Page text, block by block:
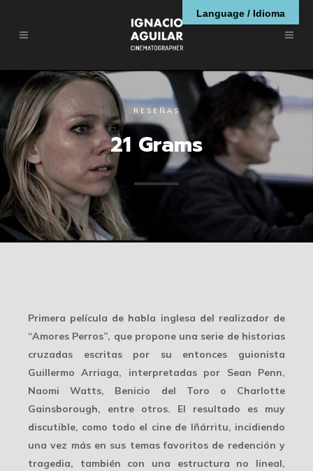
RESEÑAS
21 Grams
Primera película de habla inglesa del realizador de
“Amores Perros”, que propone una serie de historias
cruzadas escritas por su entonces guionista
Guillermo Arriaga, interpretadas por Sean Penn,
Naomi Watts, Benicio del Toro o Charlotte
Gainsborough, entre otros. El resultado es muy
discutible, como todo el cine de Iñárritu, incidiendo
una vez más en sus temas favoritos de redención y
tragedia, también con una estructura no lineal,
Language / Idioma